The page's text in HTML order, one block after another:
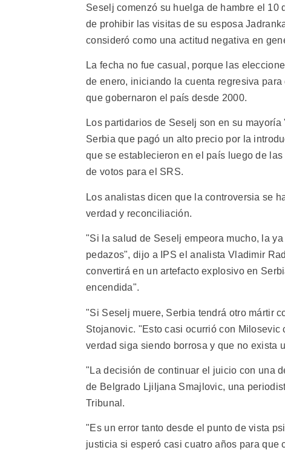
Seselj comenzó su huelga de hambre el 10
de prohibir las visitas de su esposa
consideró como una actitud negativa en
La fecha no fue casual, porque las
de enero, iniciando la cuenta regresiva
que gobernaron el país desde 2000.
Los partidarios de Seselj son en su
Serbia que pagó un alto precio por la
que se establecieron en el país luego de
de votos para el SRS.
Los analistas dicen que la controversia se
verdad y reconciliación.
"Si la salud de Seselj empeora mucho, la
pedazos", dijo a IPS el analista Vladimir
convertirá en un artefacto explosivo en
encendida".
"Si Seselj muere, Serbia tendrá otro mártir
Stojanovic. "Esto casi ocurrió con
verdad siga siendo borrosa y que no exista
"La decisión de continuar el juicio con una
de Belgrado Ljiljana Smajlovic, una
Tribunal.
"Es un error tanto desde el punto de vista
justicia si esperó casi cuatro años para que